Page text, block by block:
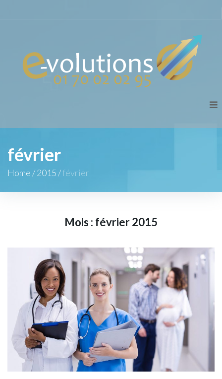
février
Home/2015/février
Mois : février 2015